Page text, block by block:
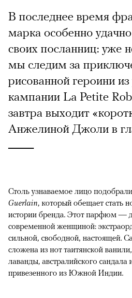
В последнее время
марка особенно
своих посланниц: уже
мы следим за
рисованной героини
кампании La Petite
завтра выходит
Анжелиной Джоли в
Столь узнаваемое лицо
Guerlain, который обещает стать
истории бренда. Этот парфюм —
современной женщиной:
сильной, свободной, настоящей.
сложена из нот таитянской
лаванды, австралийского
привезенного из Южной Индии.